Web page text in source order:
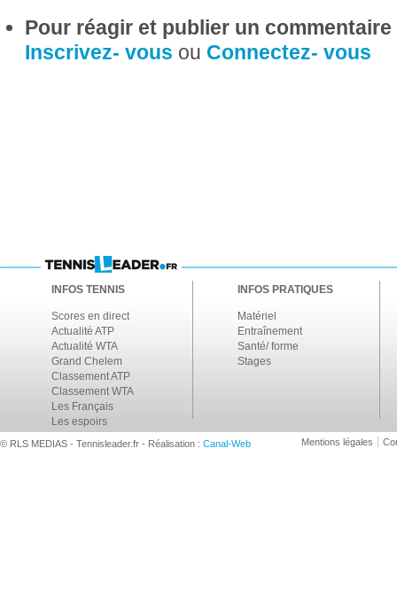
Pour réagir et publier un
Inscrivez- vous ou Connectez- vous
INFOS TENNIS
Scores en direct
Actualité ATP
Actualité WTA
Grand Chelem
Classement ATP
Classement WTA
Les Français
Les espoirs
INFOS PRATIQUES
Matériel
Entraînement
Santé/ forme
Stages
© RLS MEDIAS - Tennisleader.fr - Réalisation : Canal-Web Mentions légales